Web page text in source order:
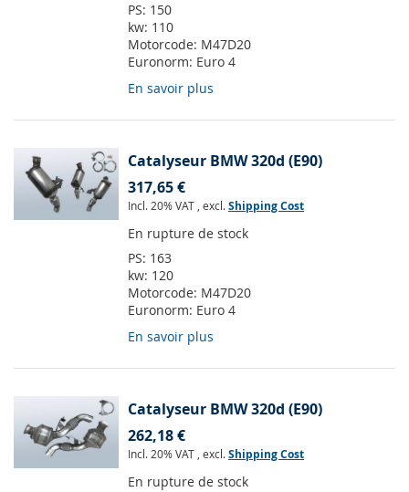
PS: 150
kw: 110
Motorcode: M47D20
Euronorm: Euro 4
En savoir plus
Catalyseur BMW 320d (E90)
317,65 €
Incl. 20% VAT , excl.Shipping Cost
En rupture de stock
PS: 163
kw: 120
Motorcode: M47D20
Euronorm: Euro 4
En savoir plus
Catalyseur BMW 320d (E90)
262,18 €
Incl. 20% VAT , excl.Shipping Cost
En rupture de stock